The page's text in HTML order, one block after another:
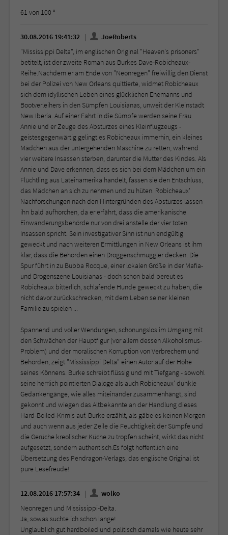
61 von 100 °
30.08.2016 19:41:32
JoeRoberts
"Mississippi Delta", im englischen Original "Heaven's prisoners"
betitelt, ist der zweite Roman aus Burkes Dave-Robicheaux-
Reihe.Nachdem er am Ende von "Neonregen" freiwillig den Dienst
bei der Polizei von New Orleans quittierte, widmet Robicheaux
sich dem idyllischen Leben eines glücklichen Ehemanns und
Bootverleihers in den Sümpfen Louisianas, unweit der Kleinstadt
New Iberia. Auf einer Fahrt in die Sümpfe werden seine Frau
Annie und er Zeuge des Absturzes eines Kleinflugzeugs -
geistesgegenwärtig gelingt es Robicheaux immerhin, ein kleines
Mädchen aus der untergehenden Maschine zu retten, während
vier weitere Insassen sterben, darunter die Mutter des Kindes. Als
Annie und Dave erkennen, dass es sich bei dem Mädchen um ein
Flüchtling aus Lateinamerika handelt, fassen sie den Entschluss,
das Mädchen an sich zu nehmen und zu hüten. Robicheaux'
Nachforschungen nach den Hintergründen des Absturzes lassen
ihn bald aufhorchen, da er erfährt, dass die amerikanische
Einwanderungsbehörde nur von drei anstelle der vier toten
Insassen spricht. Sein investigativer Sinn ist nun endgültig
geweckt und nach weiteren Ermittlungen in New Orleans ist ihm
klar, dass die Behörden einen Droggenschmuggler decken. Die
Spur führt in zu Bubba Rocque, einer lokalen Größe in der Mafia-
und Drogenszene Louisianas - doch schon bald bereut es
Robicheaux bitterlich, schlafende Hunde geweckt zu haben, die
nicht davor zurückschrecken, mit dem Leben seiner kleinen
Familie zu spielen ...
Spannend und voller Wendungen, schonungslos im Umgang mit
den Schwächen der Hauptfigur (vor allem dessen Alkoholismus-
Problem) und der moralischen Korruption von Verbrechern und
Behörden, zeigt "Mississippi Delta" einen Autor auf der Höhe
seines Könnens. Burke schreibt flüssig und mit Tiefgang - sowohl
seine herrlich pointierten Dialoge als auch Robicheaux' dunkle
Gedankengänge, wie alles miteinander zusammenhängt, sind
gekonnt und wiegen das Altbekannte an der Handlung dieses
Hard-Boiled-Krimis auf. Burke erzählt, als gäbe es keinen Morgen
und auch wenn aus jeder Zeile die Feuchtigkeit der Sümpfe und
die Gerüche kreolischer Küche zu tropfen scheint, wirkt das nicht
aufgesetzt, sondern authentisch.Es folgt hoffentlich eine
Übersetzung des Pendragon-Verlags, das englische Original ist
pure Lesefreude!
12.08.2016 17:57:34
wolko
Neonregen und Mississippi-Delta.
Ja, sowas suchte ich schon lange!
Unglaublich gut hardboiled und politisch damals wie heute sehr